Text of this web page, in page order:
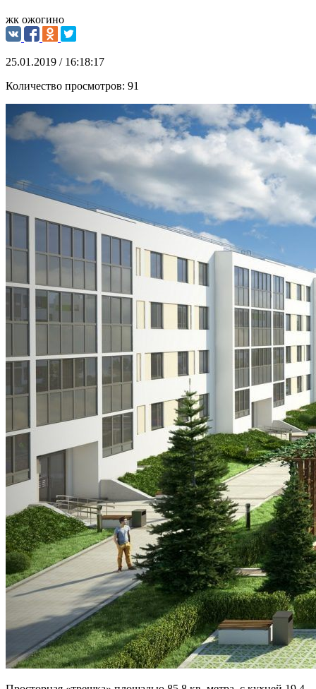
жк ожогино
25.01.2019 / 16:18:17
Количество просмотров: 91